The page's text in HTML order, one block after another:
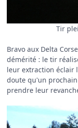
Tir
Bravo aux Delta
démérité : le tir
leur extraction éclair
doute qu'un
prendre leur